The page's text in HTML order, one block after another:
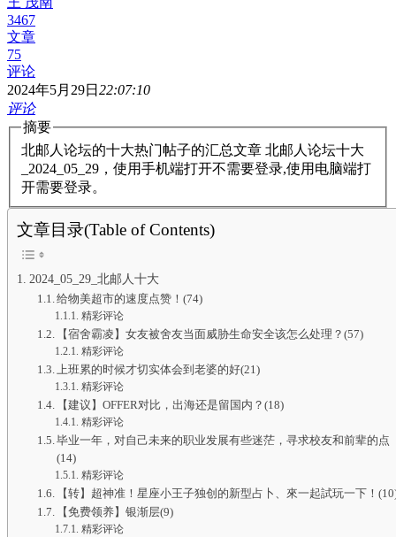
3467
文章
75
评论
2024年5月29日 22:07:10
评论
摘要
北邮人论坛的十大热门帖子的汇总文章 北邮人论坛十大
_2024_05_29，使用手机端打开不需要登录,使用电脑端打
开需要登录。
文章目录(Table of Contents)
2024_05_29_北邮人十大
给物美超市的速度点赞！(74)
精彩评论
【宿舍霸凌】女友被舍友当面威胁生命安全该怎么处理？(57)
精彩评论
上班累的时候才切实体会到老婆的好(21)
精彩评论
【建议】OFFER对比，出海还是留国内？(18)
精彩评论
毕业一年，对自己未来的职业发展有些迷茫，寻求校友和前辈的点
(14)
精彩评论
【转】超神准！星座小王子独创的新型占卜、來一起試玩一下！
【免费领养】银渐层(9)
精彩评论